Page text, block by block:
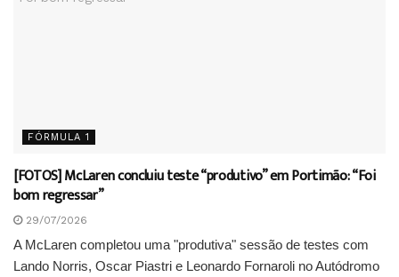
FÓRMULA 1
[FOTOS] McLaren concluiu teste “produtivo” em Portimão: “Foi
bom regressar”
29/07/2026
A McLaren completou uma "produtiva" sessão de testes com
Lando Norris, Oscar Piastri e Leonardo Fornaroli no Autódromo